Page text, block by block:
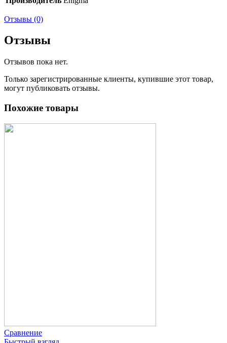
Отзывы (0)
Отзывы
Отзывов пока нет.
Только зарегистрированные клиенты, купившие этот товар,
могут публиковать отзывы.
Похожие товары
Сравнение